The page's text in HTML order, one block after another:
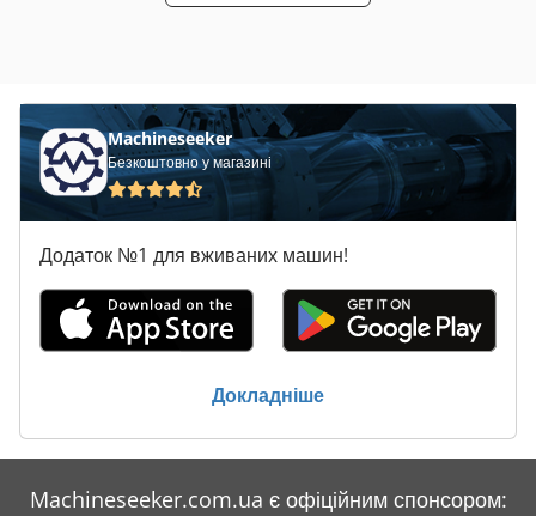
для промисловості та майстерень у наявності.
Machineseeker
Безкоштовно у магазині
Додаток №1 для вживаних машин!
Докладніше
Machineseeker.com.ua є офіційним спонсором: